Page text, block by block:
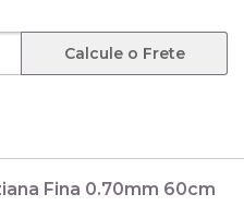
Calcule o Frete
Fina 0.70mm 60cm